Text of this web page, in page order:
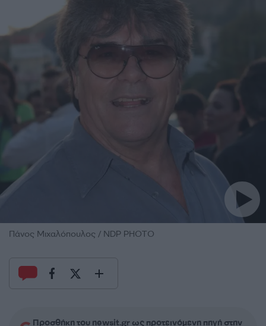
Πάνος Μιχαλόπουλος / NDP PHOTO
Προσθήκη του newsit.gr ως προτεινόμενη πηγή στην